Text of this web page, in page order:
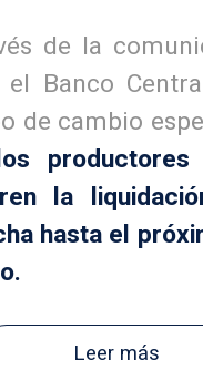
de la
el Banco
de cambio
la
hasta el
Leer más